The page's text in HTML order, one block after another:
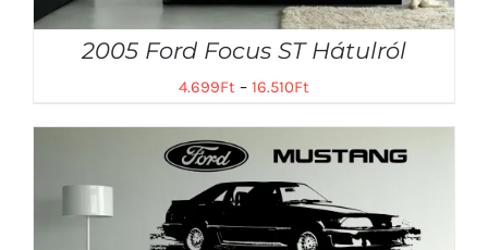
2005 Ford Focus ST Hátulról
4.699Ft – 16.510Ft